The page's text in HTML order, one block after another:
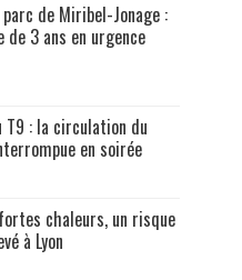
parc de Miribel-Jonage :
3 ans en urgence
T9 : la circulation du
en soirée
chaleurs, un risque
à Lyon